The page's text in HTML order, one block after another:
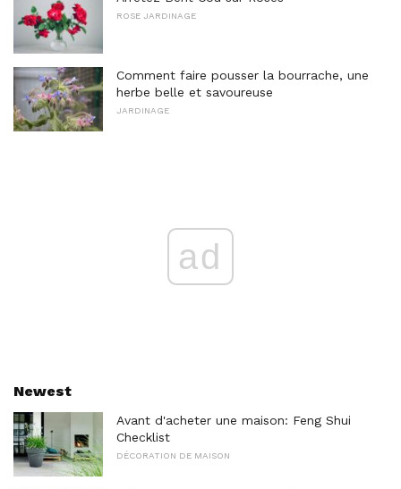
ROSE JARDINAGE
Comment faire pousser la bourrache, une
herbe belle et savoureuse
JARDINAGE
ad
Newest
Avant d'acheter une maison: Feng Shui
Checklist
DÉCORATION DE MAISON